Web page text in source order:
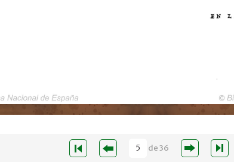
de36